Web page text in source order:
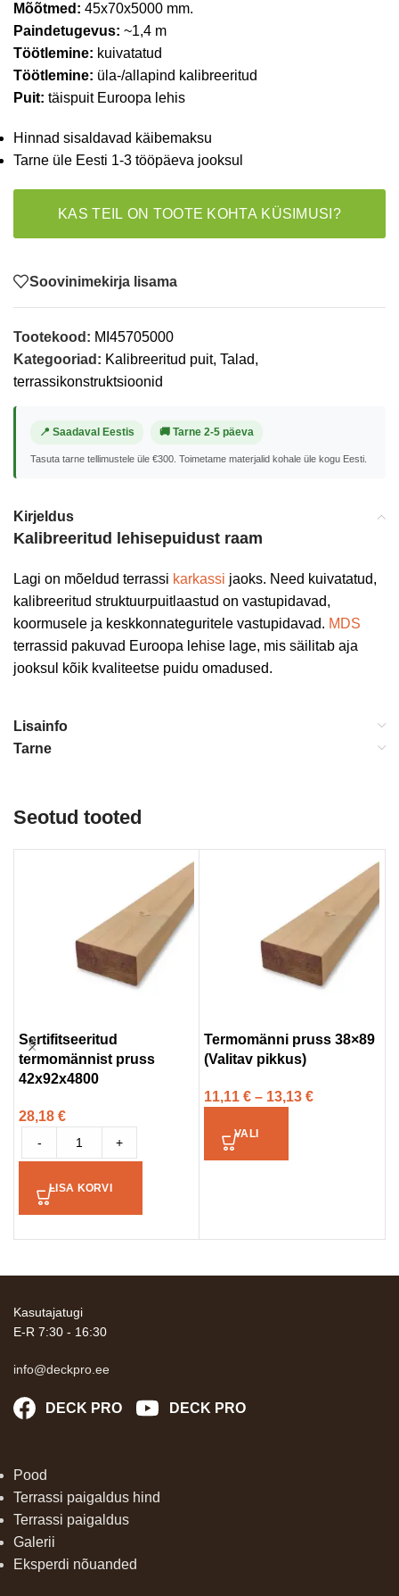
Mõõtmed: 45x70x5000 mm.
Paindetugevus: ~1,4 m
Töötlemine: kuivatatud
Töötlemine: üla-/allapind kalibreeritud
Puit: täispuit Euroopa lehis
Hinnad sisaldavad käibemaksu
Tarne üle Eesti 1-3 tööpäeva jooksul
KAS TEIL ON TOOTE KOHTA KÜSIMUSI?
Soovinimekirja lisama
Tootekood: MI45705000
Kategooriad: Kalibreeritud puit, Talad,
terrassikonstruktsioonid
📍 Saadaval Eestis 🚚 Tarne 2-5 päeva
Tasuta tarne tellimustele üle €300. Toimetame materjalid kohale üle kogu Eesti.
Kirjeldus
Kalibreeritud lehisepuidust raam
Lagi on mõeldud terrassi karkassi jaoks. Need kuivatatud,
kalibreeritud struktuurpuitlaastud on vastupidavad,
koormusele ja keskkonnateguritele vastupidavad. MDS
terrassid pakuvad Euroopa lehise lage, mis säilitab aja
jooksul kõik kvaliteetse puidu omadused.
Lisainfo
Tarne
Seotud tooted
Sertifitseeritud
termomännist pruss
42x92x4800
28,18 €
- +
LISA KORVI
Termomänni pruss 38×89
(Valitav pikkus)
11,11 € – 13,13 €
VALI
Kasutajatugi
E-R 7:30 - 16:30
info@deckpro.ee
DECK PRO DECK PRO
Pood
Terrassi paigaldus hind
Terrassi paigaldus
Galerii
Eksperdi nõuanded